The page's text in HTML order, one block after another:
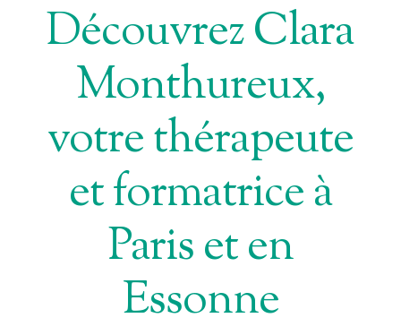
Découvrez Clara
Monthureux,
votre thérapeute
et formatrice à
Paris et en
Essonne